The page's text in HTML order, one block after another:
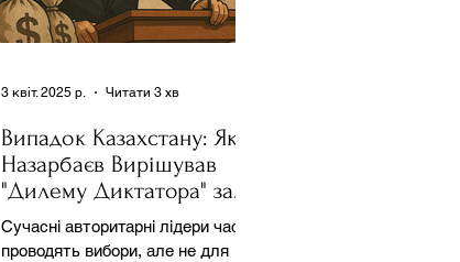
Випадок Казахстану: Як
Назарбаєв Вирішував
"Дилему Диктатора" за
Допомогою Ресурсів та
Партії
Сучасні авторитарні лідери часто
проводять вибори, але не для
3 квіт. 2025 р. Читати 3 хв